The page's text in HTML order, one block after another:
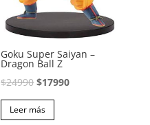
Goku Super Saiyan –
Dragon Ball Z
$24990 El
precio
original
$17990El
Leer más